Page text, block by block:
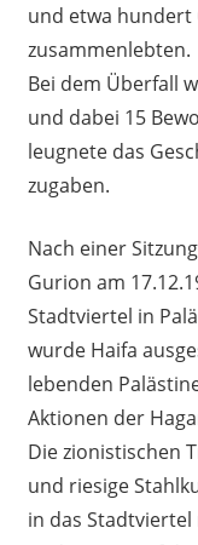
und etwa hundert
zusammenlebten.
Bei dem Überfall
und dabei 15
leugnete das
zugaben.
Nach einer
Gurion am
Stadtviertel in
wurde Haifa
lebenden
Aktionen der
Die zionistischen
und riesige
in das Stadtviertel